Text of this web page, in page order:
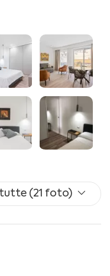
pranzo, smart TV,
bidet e WC.
DEGLI OSPITI: wifi,
(split in zona
campeggio, ferro e
degli ospiti
spazi in condivisione
(pari a EUR 3 a
(21 foto)